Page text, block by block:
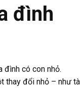
đình
đình có con nhỏ.
thay đổi nhỏ – như